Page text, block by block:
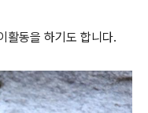
활동을 하기도 합니다.